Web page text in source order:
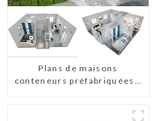
Plans de maisons
conteneurs préfabriquées à